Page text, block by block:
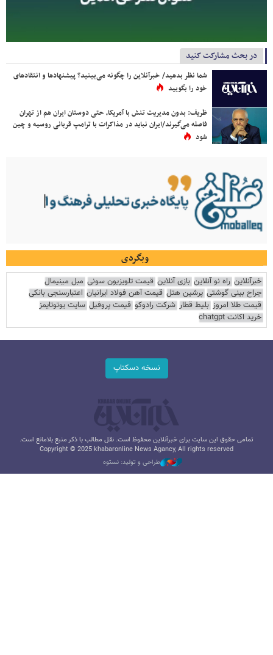
در بحث مشارکت کنید
شما نظر بدهید/ خبرآنلاین را چگونه می‌بینید؟ پیشنهادها و انتقادهای
خود را بگویید
ظریف: بدون مدیریت تنش با آمریکا، حتی دوستان ایران هم از تهران
فاصله می‌گیرند/ایران نباید در مذاکرات با ترامپ قربانی روسیه و چین
شود
وبگردی
خبرآنلاین راه نو آنلاین بازی آنلاین قیمت تلویزیون سونی مبل مینیمال
جراح بینی گوشتی پرشین هتل قیمت آهن فولاد ایرانیان اعتبارسنجی بانکی
قیمت طلا امروز بلیط قطار شرکت رادوکو قیمت پروفیل سایت یوتوتایمز
خرید اکانت chatgpt
نسخه دسکتاپ
تمامی حقوق این سایت برای خبرآنلاین محفوظ است. نقل مطالب با ذکر منبع بلامانع است.
Copyright © 2025 khabaronline News Agancy, All rights reserved
طراحی و تولید: نستوه